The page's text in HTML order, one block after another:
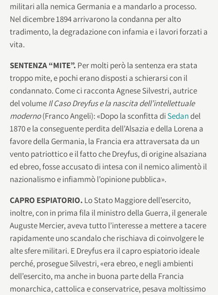
militari alla nemica Germania e a mandarlo a processo.
Nel dicembre 1894 arrivarono la condanna per alto
tradimento, la degradazione con infamia e i lavori forzati a
vita.
SENTENZA “MITE”. Per molti però la sentenza era stata
troppo mite, e pochi erano disposti a schierarsi con il
condannato. Come ci racconta Agnese Silvestri, autrice
del volumeIl Caso Dreyfus e la nascita dell’intellettuale
moderno(Franco Angeli): «Dopo la sconfitta di Sedan del
1870 e la conseguente perdita dell’Alsazia e della Lorena a
favore della Germania, la Francia era attraversata da un
vento patriottico e il fatto che Dreyfus, di origine alsaziana
ed ebreo, fosse accusato di intesa con il nemico alimentò il
nazionalismo e infiammò l’opinione pubblica».
CAPRO ESPIATORIO. Lo Stato Maggiore dell’esercito,
inoltre, con in prima fila il ministro della Guerra, il generale
Auguste Mercier, aveva tutto l’interesse a mettere a tacere
rapidamente uno scandalo che rischiava di coinvolgere le
alte sfere militari. E Dreyfus era il capro espiatorio ideale
perché, prosegue Silvestri, «era ebreo, e negli ambienti
dell’esercito, ma anche in buona parte della Francia
monarchica, cattolica e conservatrice, pesava moltissimo